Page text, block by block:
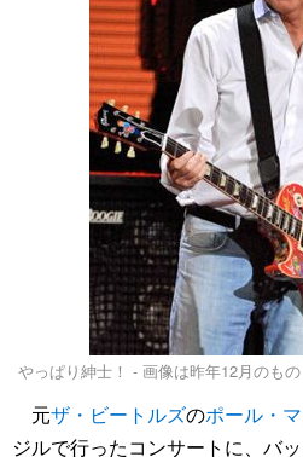
やっぱり紳士！ - 画像は昨年12月のも
元ザ・ビートルズのポール・
ジルで行ったコンサートに、バ